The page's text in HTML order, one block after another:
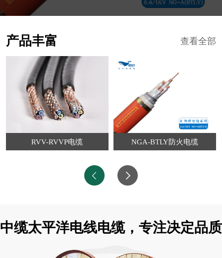
查看全部
产品丰富
RVV-RVVP电缆 NGA-BTLY防火电缆
中缆太平洋电线电缆，专注决定品质